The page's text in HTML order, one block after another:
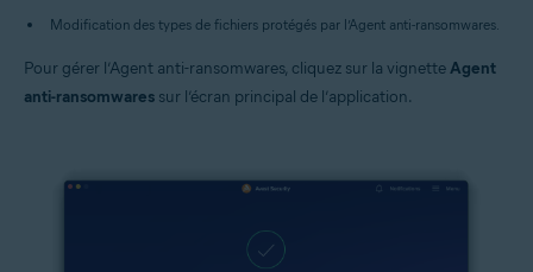
Modification des types de fichiers protégés par l’Agent anti-ransomwares.
Pour gérer l’Agent anti-ransomwares, cliquez sur la vignetteAgent
anti-ransomwares sur l’écran principal de l’application.